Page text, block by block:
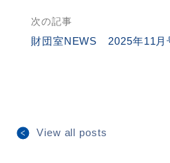
次の記事
財団室NEWS 2025年11月
View all posts
索